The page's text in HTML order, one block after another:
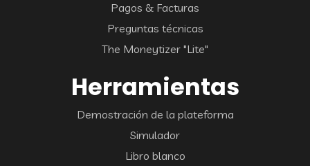
Pagos & Facturas
Preguntas técnicas
The Moneytizer "Lite"
Herramientas
Demostración de la plateforma
Simulador
Libro blanco